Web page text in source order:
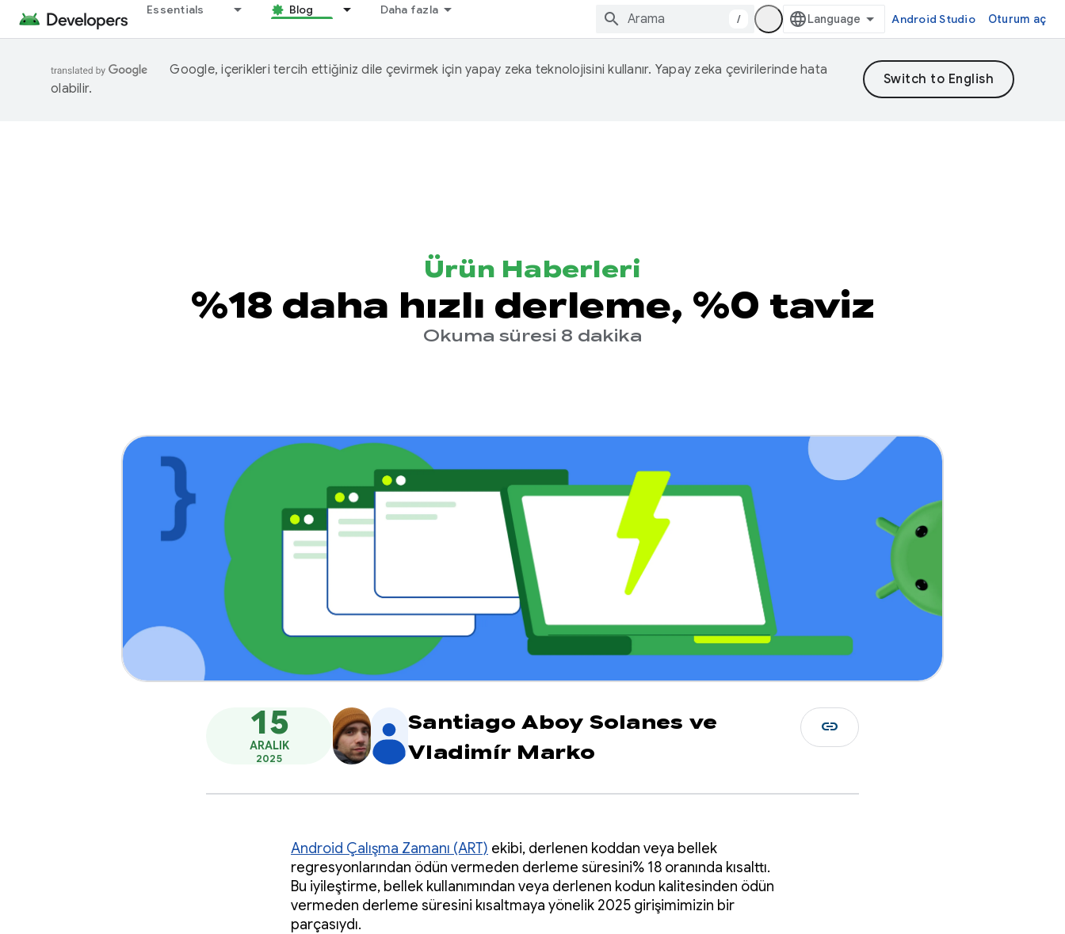
Essentials Blog Daha fazla
/ Android Studio Oturum aç
Google, içerikleri tercih ettiğiniz dile çevirmek için yapay zeka teknolojisini kullanır. Yapay zeka çevirilerinde hata
olabilir.
Ürün Haberleri
%18 daha hızlı derleme, %0 taviz
Okuma süresi 8 dakika
15
ARALIK
2025
Santiago Aboy Solanes ve
Vladimír Marko
link
Android Çalışma Zamanı (ART) ekibi, derlenen koddan veya bellek
regresyonlarından ödün vermeden derleme süresini% 18 oranında kısalttı.
Bu iyileştirme, bellek kullanımından veya derlenen kodun kalitesinden ödün
vermeden derleme süresini kısaltmaya yönelik 2025 girişimimizin bir
parçasıydı.